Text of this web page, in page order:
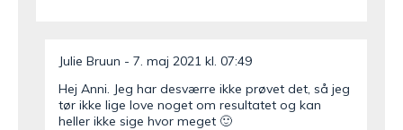
Julie Bruun
7. maj 2021 kl. 07:49
Hej Anni. Jeg har desværre ikke prøvet det, så jeg
tør ikke lige love noget om resultatet og kan
heller ikke sige hvor meget 🙂